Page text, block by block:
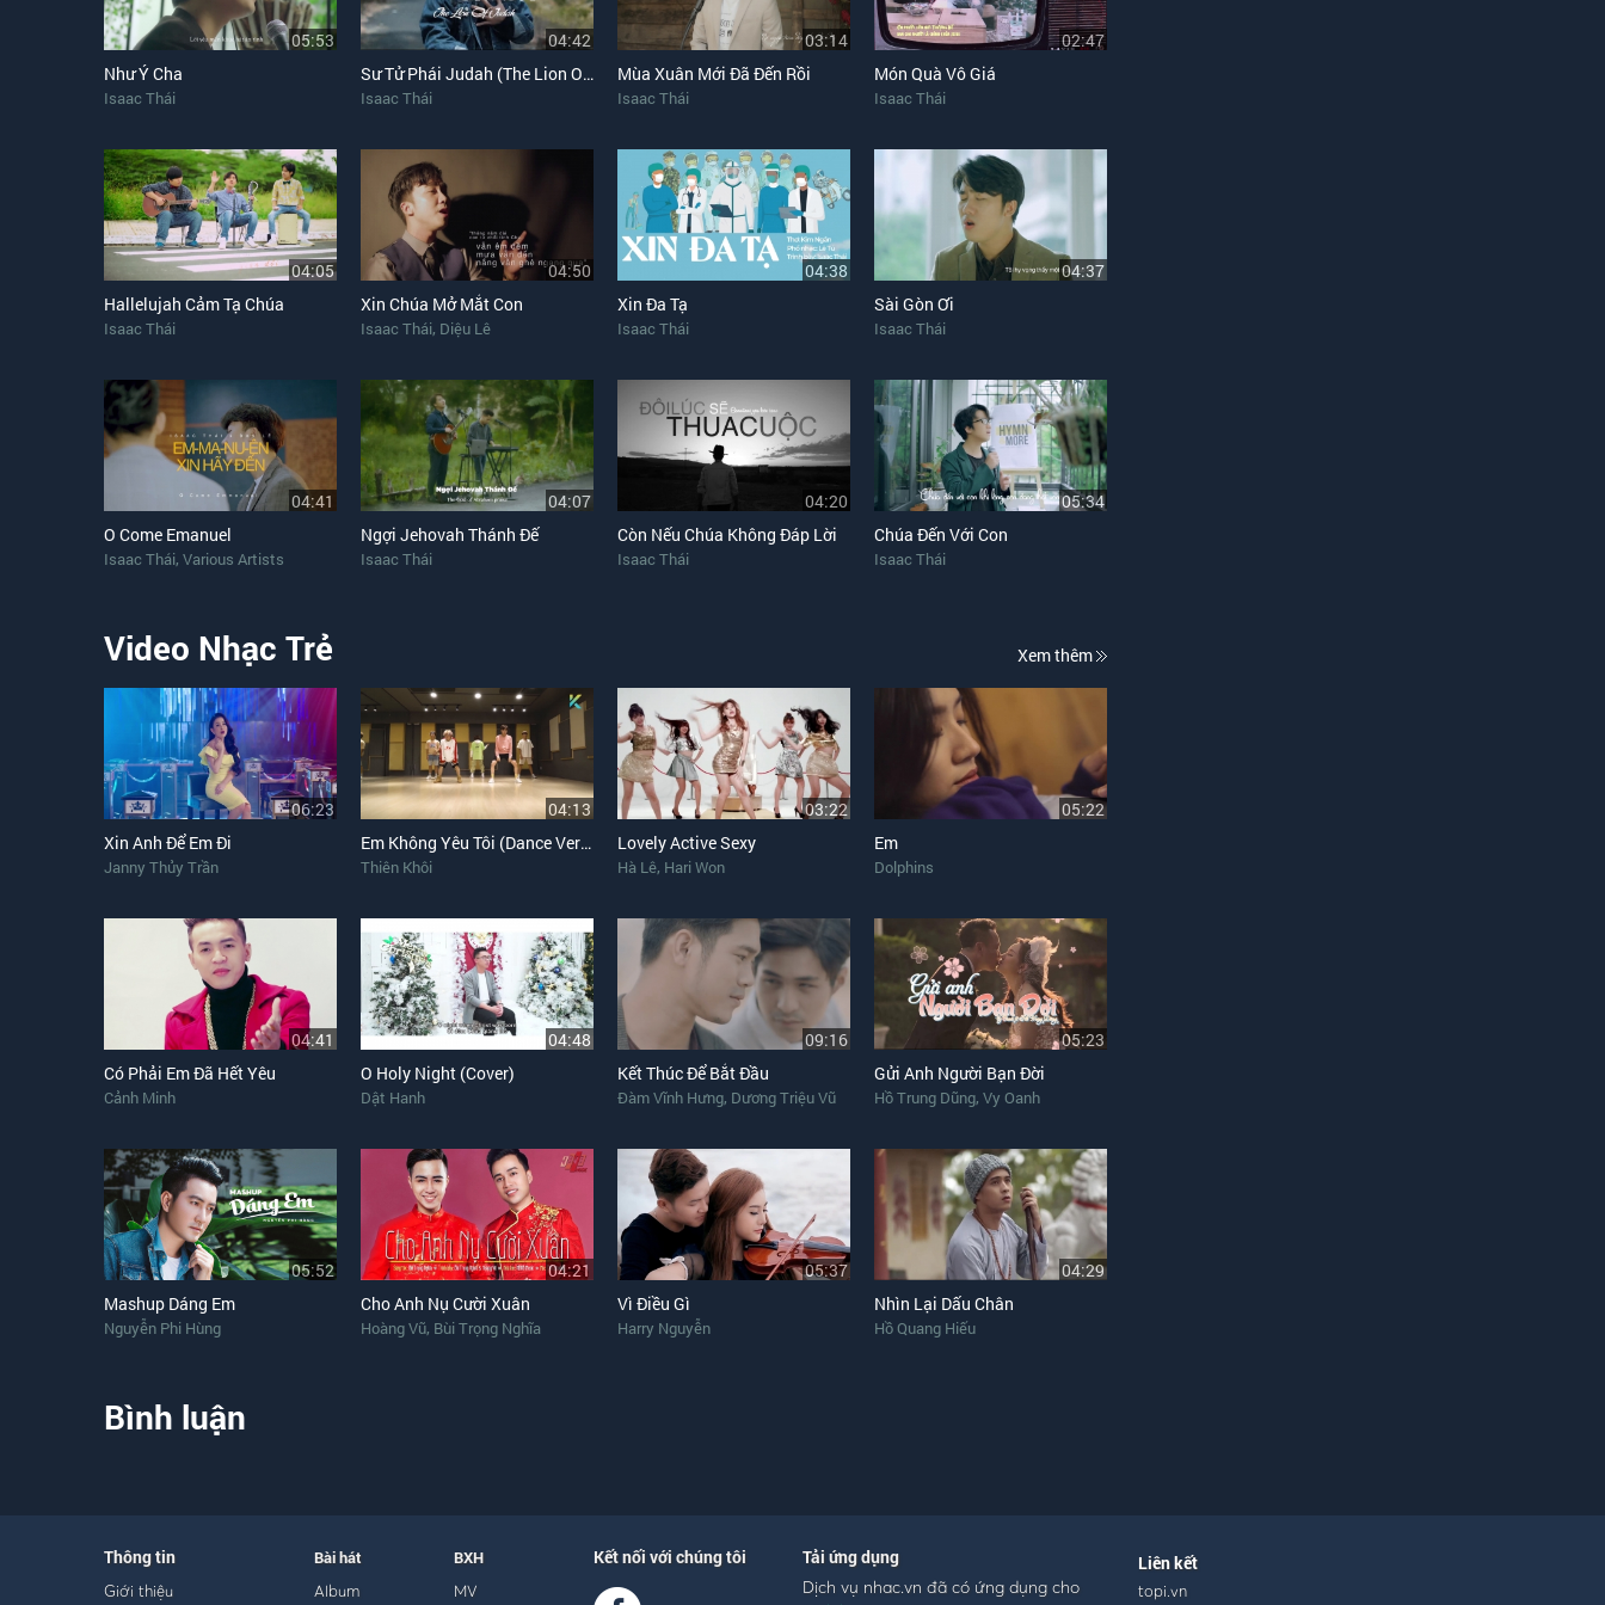
05:53
Như Ý Cha
Isaac Thái
04:42
Sư Tử Phái Judah (The Lion Of Judah)
Isaac Thái
03:14
Mùa Xuân Mới Đã Đến Rồi
Isaac Thái
02:47
Món Quà Vô Giá
Isaac Thái
04:05
Hallelujah Cảm Tạ Chúa
Isaac Thái
04:50
Xin Chúa Mở Mắt Con
Isaac Thái, Diệu Lê
04:38
Xin Đa Tạ
Isaac Thái
04:37
Sài Gòn Ơi
Isaac Thái
04:41
O Come Emanuel
Isaac Thái, Various Artists
04:07
Ngợi Jehovah Thánh Đế
Isaac Thái
04:20
Còn Nếu Chúa Không Đáp Lời
Isaac Thái
05:34
Chúa Đến Với Con
Isaac Thái
Video Nhạc Trẻ Xem thêm
06:23
Xin Anh Để Em Đi
Janny Thủy Trần
04:13
Em Không Yêu Tôi (Dance Version)
Thiên Khôi
03:22
Lovely Active Sexy
Hà Lê, Hari Won
05:22
Em
Dolphins
04:41
Có Phải Em Đã Hết Yêu
Cảnh Minh
04:48
O Holy Night (Cover)
Dật Hanh
09:16
Kết Thúc Để Bắt Đầu
Đàm Vĩnh Hưng, Dương Triệu Vũ
05:23
Gửi Anh Người Bạn Đời
Hồ Trung Dũng, Vy Oanh
05:52
Mashup Dáng Em
Nguyễn Phi Hùng
04:21
Cho Anh Nụ Cười Xuân
Hoàng Vũ, Bùi Trọng Nghĩa
05:37
Vì Điều Gì
Harry Nguyễn
04:29
Nhìn Lại Dấu Chân
Hồ Quang Hiếu
Bình luận
Thông tin
Giới thiệu
Bài hát
Album
BXH
MV
Kết nối với chúng tôi Tải ứng dụng
Dịch vụ nhac.vn đã có ứng dụng cho
Liên kết
topi.vn